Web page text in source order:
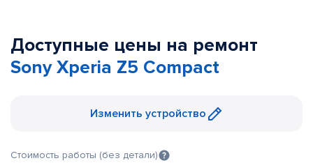
Доступные цены на ремонт
Sony Xperia Z5 Compact
Изменить устройство
Стоимость работы (без детали)